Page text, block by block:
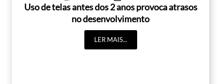
Uso de telas antes dos 2 anos provoca atrasos
no desenvolvimento
LER MAIS...